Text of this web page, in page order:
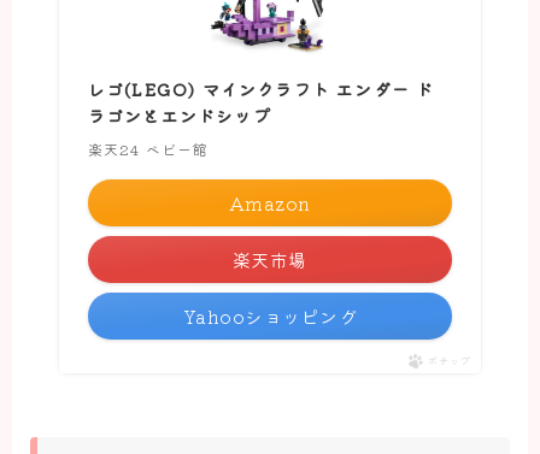
レゴ(LEGO) マインクラフト エンダー ド
ラゴンとエンドシップ
楽天24 ベビー館
Amazon
楽天市場
Yahooショッピング
ポチップ